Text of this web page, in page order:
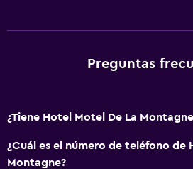
Preguntas
¿Tiene Hotel Motel De La
¿Cuál es el número de teléfono de
Montagne?